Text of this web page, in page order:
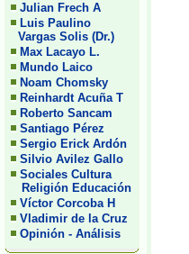
Julian Frech A
Luis Paulino
Vargas Solis (Dr.)
Max Lacayo L.
Mundo Laico
Noam Chomsky
Reinhardt Acuña T
Roberto Sancam
Santiago Pérez
Sergio Erick Ardón
Silvio Avilez Gallo
Sociales Cultura
Religión Educación
Víctor Corcoba H
Vladimir de la Cruz
Opinión - Análisis